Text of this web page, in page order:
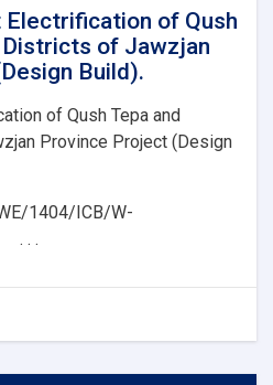
of Qush
Districts of Jawzjan
Build).
of Qush Tepa and
Province Project (Design
1404/ICB/W-
.